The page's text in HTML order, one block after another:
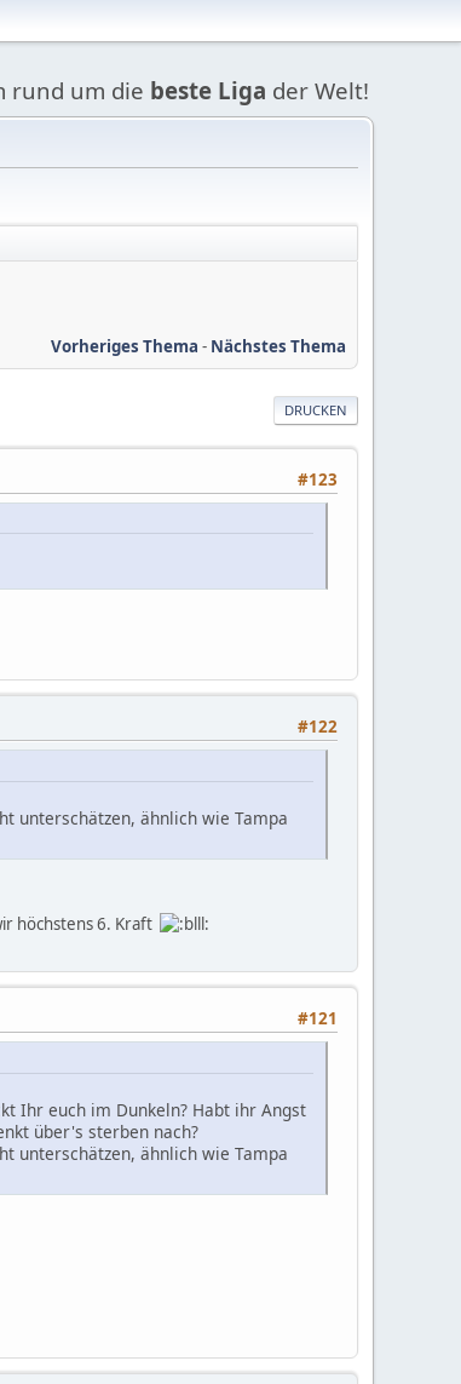
rund um die beste Liga der Welt!
Vorheriges Thema - Nächstes Thema
DRUCKEN
#123
#122
unterschätzen, ähnlich wie Tampa
höchstens 6. Kraft
#121
Ihr euch im Dunkeln? Habt ihr Angst
über's sterben nach?
unterschätzen, ähnlich wie Tampa